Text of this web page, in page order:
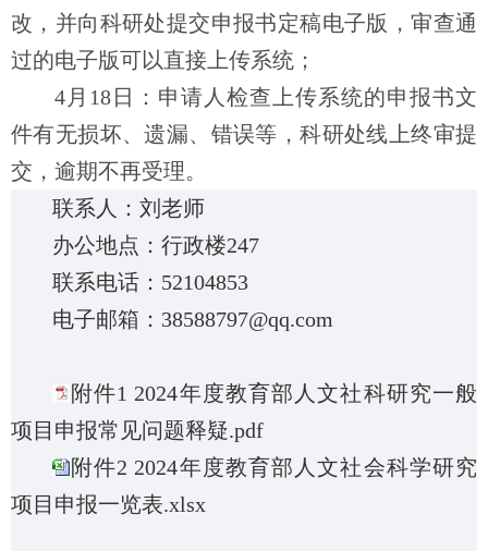
改，并向科研处提交申报书定稿电子版，审查通
过的电子版可以直接上传系统；
4月18日：申请人检查上传系统的申报书文
件有无损坏、遗漏、错误等，科研处线上终审提
交，逾期不再受理。
联系人：刘老师
办公地点：行政楼247
联系电话：52104853
电子邮箱： 38588797@qq.com
附件1 2024年度教育部人文社科研究一般
项目申报常见问题释疑.pdf
附件2 2024年度教育部人文社会科学研究
项目申报一览表.xlsx